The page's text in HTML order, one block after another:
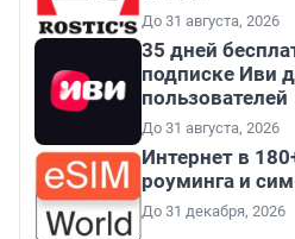
До 31 августа, 2026
35 дней
подписке Иви
пользователей
До 31 августа, 2026
Интернет в
роуминга и
До 31 декабря, 2026